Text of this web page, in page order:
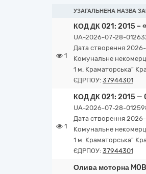
УЗАГАЛЬНЕНА НАЗВА
1
КОД ДК 021: 2015 –
UA-2026-07-28-
Дата створення
Комунальне
1 м. Краматорська"
ЄДРПОУ: 37944301
1
КОД ДК 021: 2015
UA-2026-07-28-
Дата створення
Комунальне
1 м. Краматорська"
ЄДРПОУ: 37944301
Олива моторна